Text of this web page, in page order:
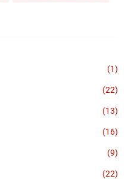
(1)
(22)
(13)
(16)
(9)
(22)